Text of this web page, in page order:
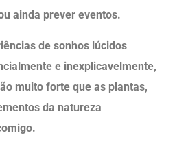
ainda prever eventos.
de sonhos lúcidos
e inexplicavelmente,
muito forte que as plantas,
da natureza